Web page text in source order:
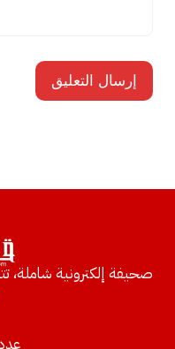
صحيفة إلكترونية شاملة،